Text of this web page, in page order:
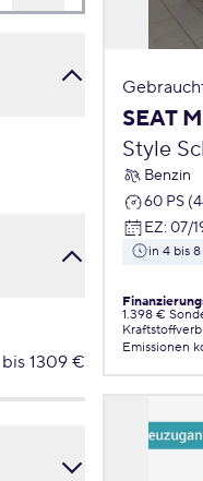
bis 1309 €
SEAT
Style
Benzin
60 PS
EZ: 07/
in 4 bis
1.398 €
Emissionen